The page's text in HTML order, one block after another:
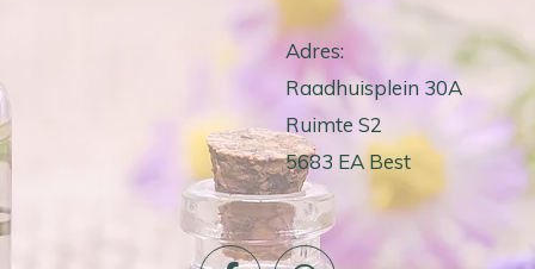
Adres:
Raadhuisplein 30A
Ruimte S2
5683 EA Best